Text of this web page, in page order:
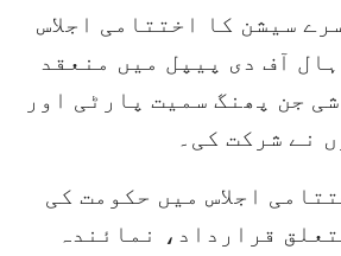
سیشن کا اختتامی اجلاس
آف دی پیپل میں منعقد
شی جن پھنگ سمیت پارٹی اور
نے شرکت کی۔
اجلاس میں حکومت کی
قرارداد، نمائندہ